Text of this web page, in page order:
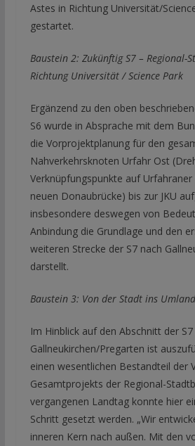
Astes in Richtung Universität/
gestartet.
Baustein 2: Zukünftig S7 – Regional-
Richtung Universität / Science Park
Ergänzend zu den oben
S6 wurde in Absprache mit dem
die Vorprojektplanung für den
Nahverkehrsknoten Urfahr Ost
Verknüpfungspunkte auf Urfahraner
neuen Donaubrücke) bis zur JKU
insbesondere deswegen von
Anbindung die Grundlage und den
weiteren Strecke der S7 nach
darstellt.
Baustein 3: Von der Stadt ins Umland
Im Hinblick auf den Abschnitt der S7
Gallneukirchen/Pregarten ist
einen wesentlichen Bestandteil der
Gesamtprojekts der Regional-
vergangenen Landtag konnte hier
Schritt gesetzt werden. „Wir
inneren Kern nach außen. Mit den